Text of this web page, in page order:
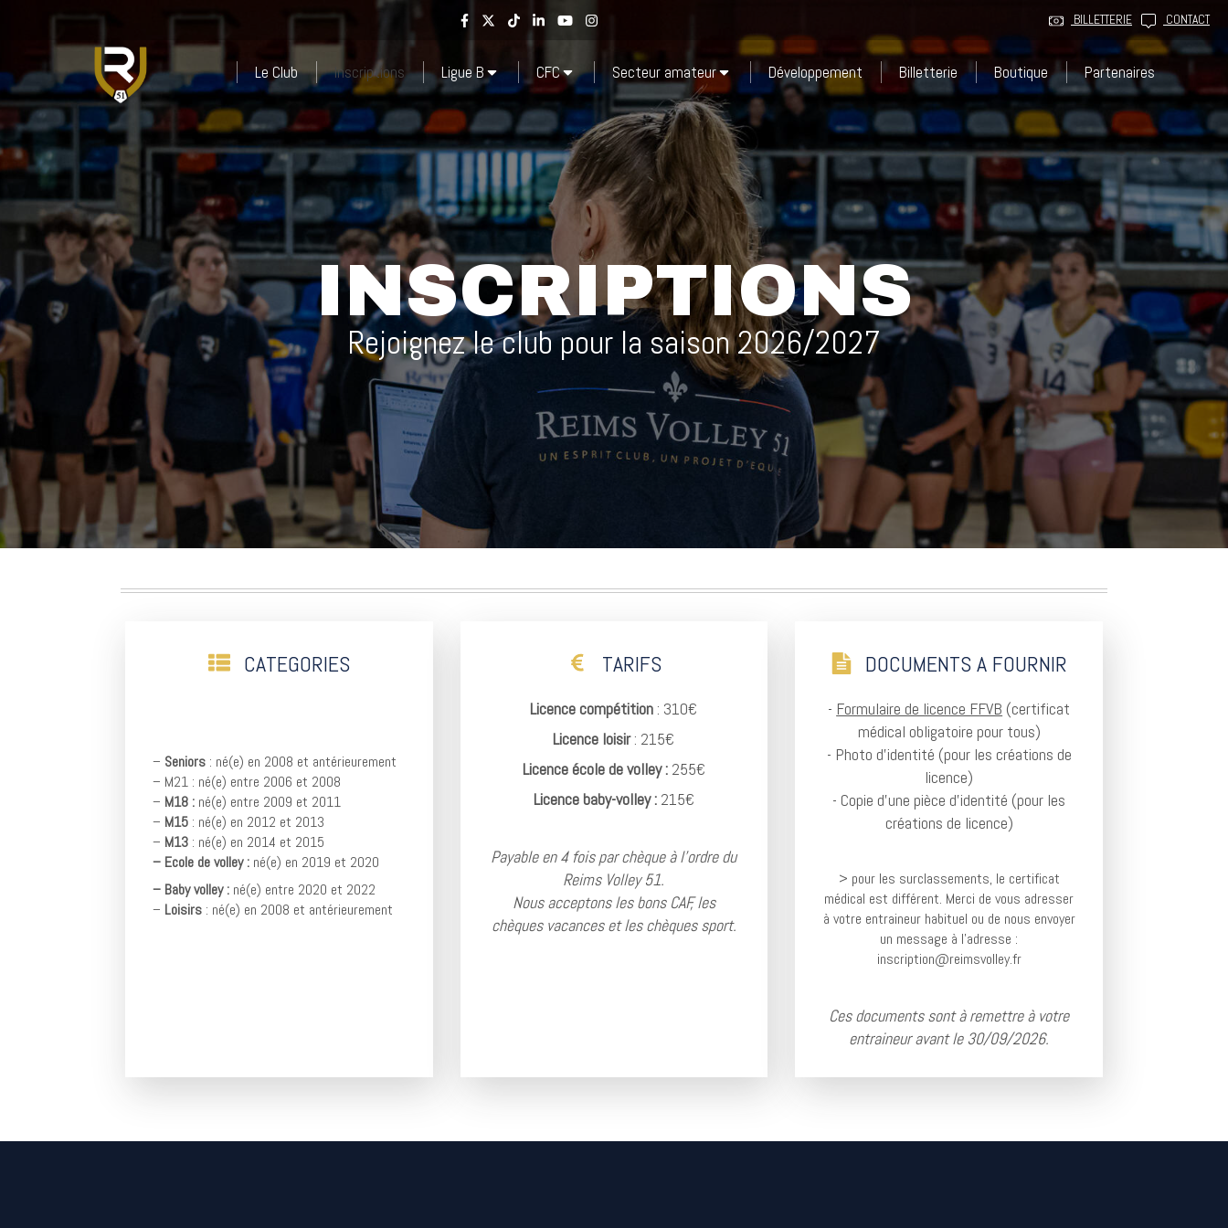
CONTACT
BILLETTERIE
Le Club Inscriptions Ligue B CFC Secteur amateur Développement Billetterie Boutique Partenaires
INSCRIPTIONS
Rejoignez le club pour la saison 2026/2027
CATEGORIES
– Seniors : né(e) en 2008 et antérieurement
– M21 : né(e) entre 2006 et 2008
– M18 : né(e) entre 2009 et 2011
– M15 : né(e) en 2012 et 2013
– M13 : né(e) en 2014 et 2015
– Ecole de volley : né(e) en 2019 et 2020
– Baby volley : né(e) entre 2020 et 2022
– Loisirs : né(e) en 2008 et antérieurement
TARIFS
Licence compétition : 310€
Licence loisir: 215€
Licence école de volley : 255€
Licence baby-volley : 215€
Payable en 4 fois par chèque à l'ordre du
Reims Volley 51.
Nous acceptons les bons CAF, les
chèques vacances et les chèques sport.
DOCUMENTS A FOURNIR
- Formulaire de licence FFVB (certificat
médical obligatoire pour tous)
- Photo d'identité (pour les créations de
licence)
- Copie d'une pièce d'identité (pour les
créations de licence)
> pour les surclassements, le certificat
médical est différent. Merci de vous adresser
à votre entraineur habituel ou de nous envoyer
un message à l'adresse :
inscription@reimsvolley.fr
Ces documents sont à remettre à votre
entraineur avant le 30/09/2026.